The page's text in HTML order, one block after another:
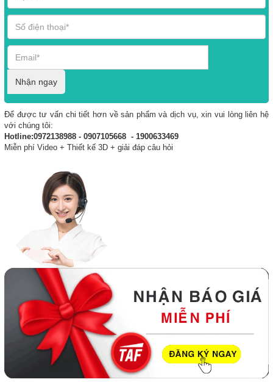
Nhận ngay
Để được tư vấn chi tiết hơn về sản phẩm và dịch vụ, xin vui lòng liên hệ
với chúng tôi:
Hotline:0972138988 - 0907105668 - 1900633469
Miễn phí Video + Thiết kế 3D + giải đáp câu hỏi